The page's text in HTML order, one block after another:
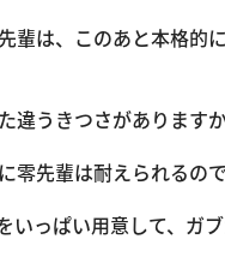
輩は、このあと本格的
違うきつさがありますか
零先輩は耐えられるの
いっぱい用意して、ガ